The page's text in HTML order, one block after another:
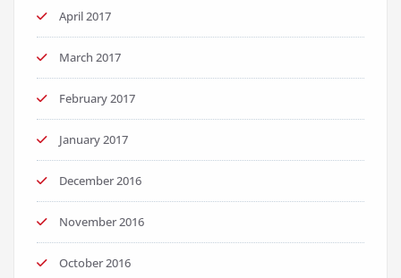
April 2017
March 2017
February 2017
January 2017
December 2016
November 2016
October 2016